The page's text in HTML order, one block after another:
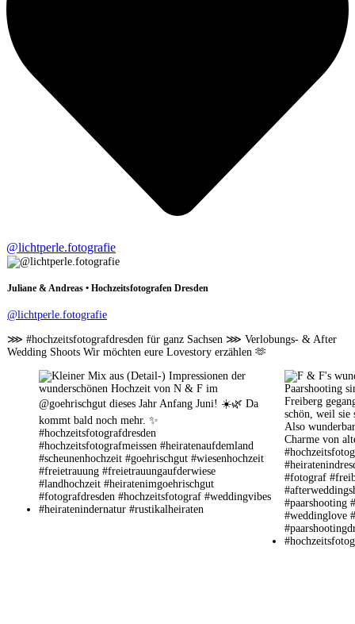
@lichtperle.fotografie
Juliane & Andreas • Hochzeitsfotografen Dresden
@lichtperle.fotografie
⋙ #hochzeitsfotografdresden für ganz Sachsen ⋙ Verlobungs- & After
Wedding Shoots Wir möchten eure Lovestory erzählen 🫶